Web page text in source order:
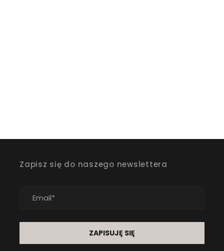
Zapisz się do naszego newslettera
ZAPISUJĘ SIĘ